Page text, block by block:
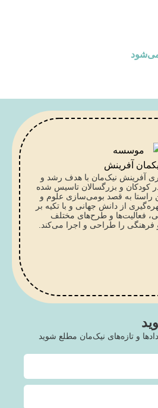
می‌شود
آفرینش نیک‌مان با هدف رشد و
کودکان و بزرگسالان تاسیس شده
راستا به قصد بومی‌سازی علوم و
از دانش جهانی و با تکیه بر
فعالیت‌ها و طرح‌های مختلف
را طراحی و اجرا می‌کند.
و تازه‌های نیک‌مان مطلع شوید